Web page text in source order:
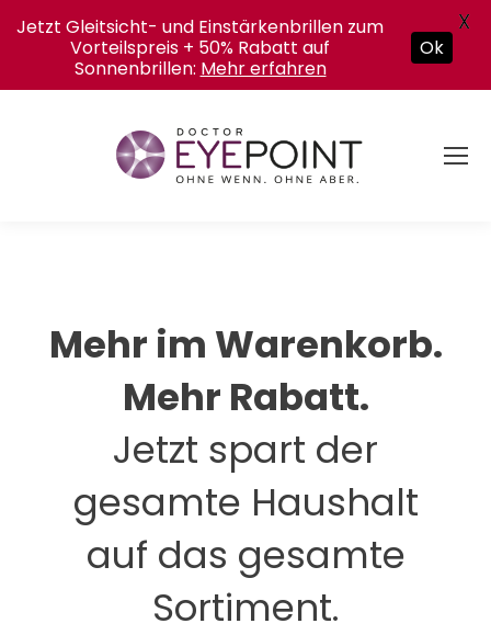
Mehr im Warenkorb.
Mehr Rabatt.
Jetzt spart der
gesamte Haushalt
auf das gesamte
Sortiment.
Jetzt Gleitsicht- und Einstärkenbrillen zum
Vorteilspreis + 50% Rabatt auf
Sonnenbrillen: Mehr erfahren
Ok
X